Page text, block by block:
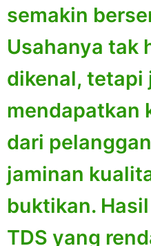
semakin
Usahanya tak
dikenal, tetapi
mendapatkan
dari
jaminan
buktikan.
TDS yang